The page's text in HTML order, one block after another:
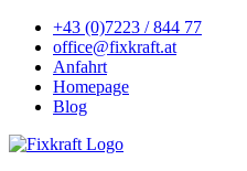
+43 (0)7223 / 844 77
office@fixkraft.at
Anfahrt
Homepage
Blog